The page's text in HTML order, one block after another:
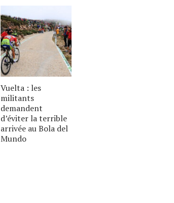
Vuelta : les
militants
demandent
d’éviter la terrible
arrivée au Bola del
Mundo